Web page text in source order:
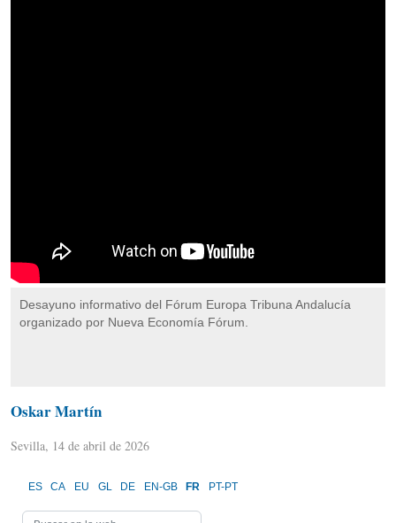
Desayuno informativo del Fórum Europa Tribuna Andalucía
organizado por Nueva Economía Fórum.
Oskar Martín
Sevilla, 14 de abril de 2026
ES CA EU GL DE EN-GB FR PT-PT